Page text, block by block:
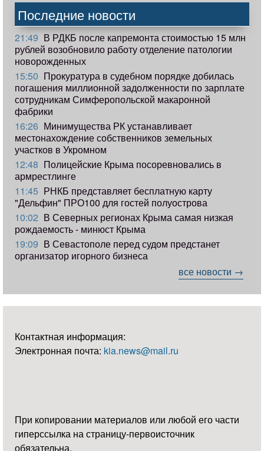
Последние новости
21:49 В РДКБ после капремонта стоимостью 15 млн
рублей возобновило работу отделение патологии
новорожденных
15:50 Прокуратура в судебном порядке добилась
погашения миллионной задолженности по зарплате
сотрудникам Симферопольской макаронной
фабрики
16:26 Минимущества РК устанавливает
местонахождение собственников земельных
участков в Укромном
12:48 Полицейские Крыма посоревновались в
армрестлинге
11:45 РНКБ представляет бесплатную карту
"Дельфин" ПРО100 для гостей полуострова
10:02 В Северных регионах Крыма самая низкая
рождаемость - минюст Крыма
19:09 В Севастополе перед судом предстанет
организатор игорного бизнеса
все новости →
Контактная информация:
Электронная почта: kia.news@mail.ru
При копировании материалов или любой его части
гиперссылка на страницу-первоисточник
обязательна.